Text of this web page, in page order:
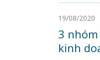
19/08/2020
3
kinh